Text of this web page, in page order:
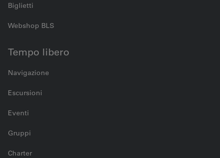
Biglietti
Webshop BLS
Tempo libero
Navigazione
Escursioni
Eventi
Gruppi
Charter